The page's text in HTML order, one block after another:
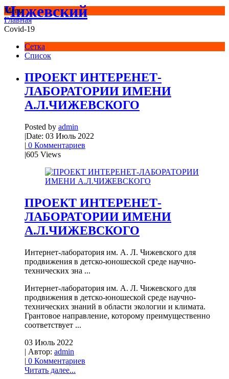
Чижевский
Menu
Главная
Covid-19
Сетка
Список
ПРОЕКТ ИНТЕРЕНЕТ-
ЛАБОРАТОРИИ ИМЕНИ
А.Л.ЧИЖЕВСКОГО
Posted by admin
|Date: 03 Июль 2022
| 0 Комментариев
|605 Views
ПРОЕКТ ИНТЕРЕНЕТ-
ЛАБОРАТОРИИ ИМЕНИ
А.Л.ЧИЖЕВСКОГО
Интернет-лаборатория им. А. Л. Чижевского для
продвижения в детско-юношеской среде научно-
технических зна ...
Интернет-лаборатория им. А. Л. Чижевского для
продвижения в детско-юношеской среде научно-
технических знаний в области экологии и климата.
Грантовое направление, которому преимущественно
соответствует ...
03 Июль 2022
| Автор: admin
| 0 Комментариев
Читать далее...